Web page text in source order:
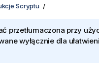
Scryptu
przetłumaczona przy
wyłącznie dla